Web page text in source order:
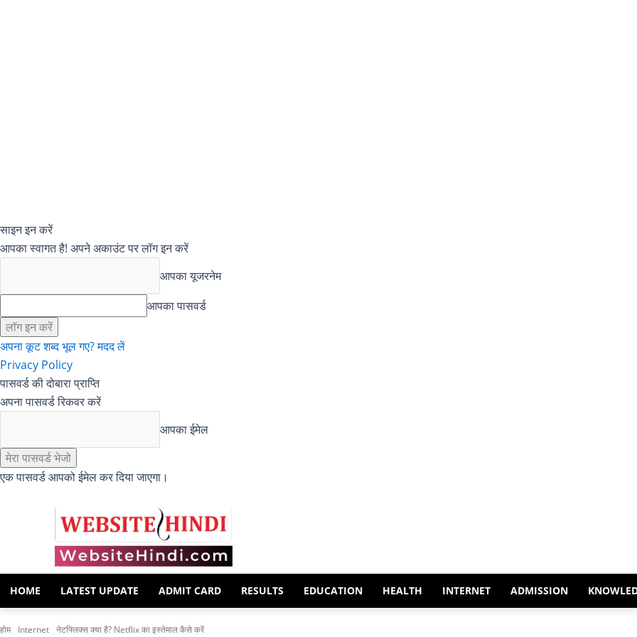
साइन इन करें
आपका स्वागत है! अपने अकाउंट पर लॉग इन करें
आपका यूजरनेम
आपका पासवर्ड
अपना कूट शब्द भूल गए? मदद लें
Privacy Policy
पासवर्ड की दोबारा प्राप्ति
अपना पासवर्ड रिकवर करें
आपका ईमेल
एक पासवर्ड आपको ईमेल कर दिया जाएगा।
HOME LATEST UPDATE ADMIT CARD RESULTS EDUCATION HEALTH INTERNET ADMISSION
होम Internet नेटफ्लिक्स क्या है? Netflix का इस्तेमाल कैसे करें